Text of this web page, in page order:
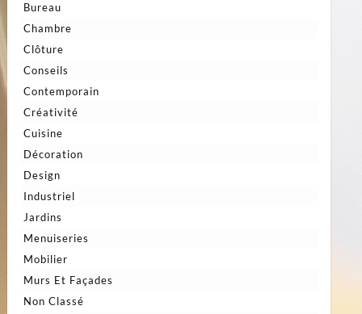
Bureau
Chambre
Clôture
Conseils
Contemporain
Créativité
Cuisine
Décoration
Design
Industriel
Jardins
Menuiseries
Mobilier
Murs Et Façades
Non Classé